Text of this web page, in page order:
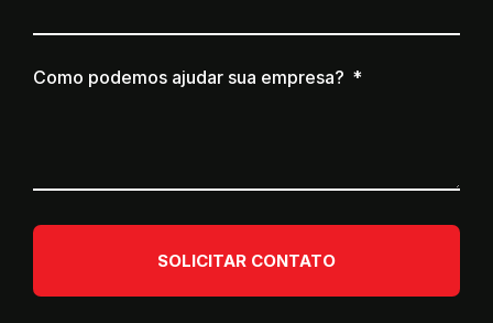
Como podemos ajudar sua empresa?
SOLICITAR CONTATO